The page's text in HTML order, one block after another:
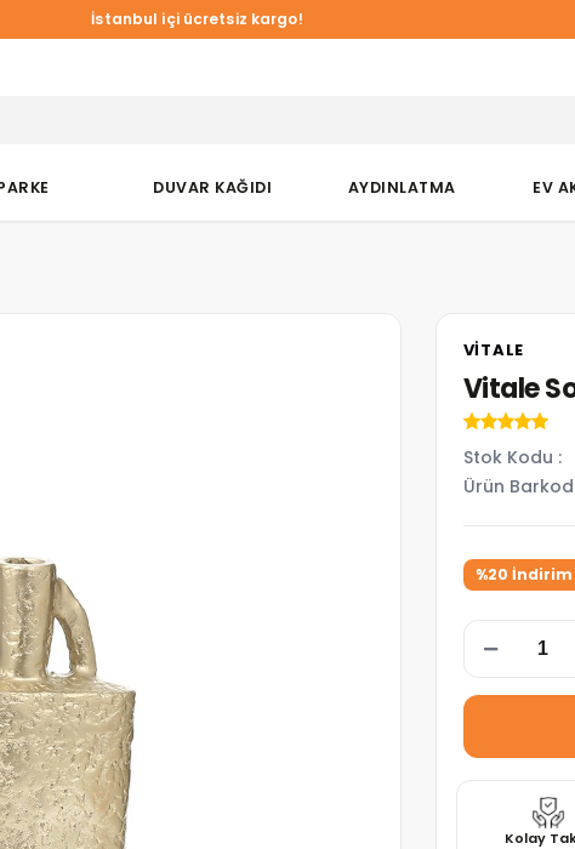
İstanbul içi ücretsiz kargo!
Du&Ka Duvar Kağıtlarında online özel %10 indirim!
DUVAR KAĞIDI AYDINLATMA EV
VITALE
Vitale
Stok Kodu
Ürün Barkod
%20 İndirim
Kolay